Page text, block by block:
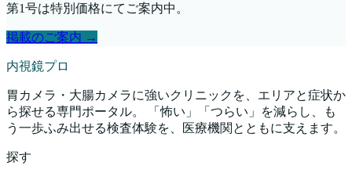
第1号は特別価格にてご案内中。
掲載のご案内 →
内視鏡プロ
胃カメラ・大腸カメラに強いクリニックを、エリアと症状か
ら探せる専門ポータル。 「怖い」「つらい」を減らし、も
う一歩ふみ出せる検査体験を、医療機関とともに支えます。
探す